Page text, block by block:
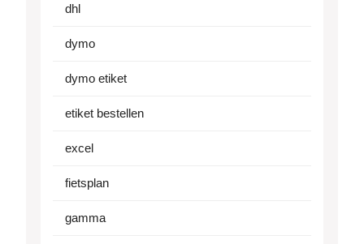
dhl
dymo
dymo etiket
etiket bestellen
excel
fietsplan
gamma